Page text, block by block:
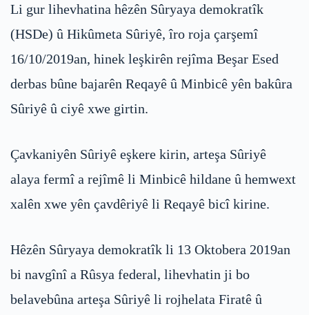
Li gur lihevhatina hêzên Sûryaya demokratîk
(HSDe) û Hikûmeta Sûriyê, îro roja çarşemî
16/10/2019an, hinek leşkirên rejîma Beşar Esed
derbas bûne bajarên Reqayê û Minbicê yên bakûra
Sûriyê û ciyê xwe girtin.
Çavkaniyên Sûriyê eşkere kirin, arteşa Sûriyê
alaya fermî a rejîmê li Minbicê hildane û hemwext
xalên xwe yên çavdêriyê li Reqayê bicî kirine.
Hêzên Sûryaya demokratîk li 13 Oktobera 2019an
bi navgînî a Rûsya federal, lihevhatin ji bo
belavebûna arteşa Sûriyê li rojhelata Firatê û